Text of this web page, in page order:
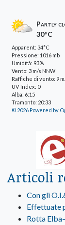
Partly
30°C
Apparent: 34°C
Pressione: 1016 mb
Umidità: 93%
Vento: 3 m/s NNW
Raffiche di vento: 9
UV-Index: 0
Alba: 6:15
Tramonto: 20:33
© 2026 Powered by
Articoli
Con gli
Effettuate
Rotta